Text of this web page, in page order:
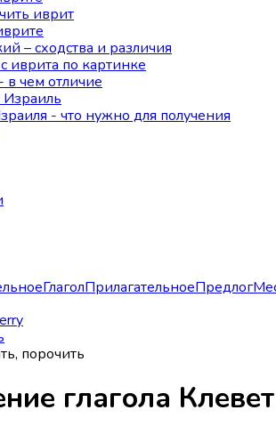
иврит
– сходства и различия
иврита по картинке
чем отличие
- что нужно для получения
ГлаголПрилагательноеПредлог
порочить
глагола